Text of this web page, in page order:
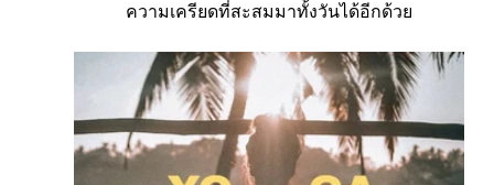
ความเครียดที่สะสมมาทั้งวันได้อีกด้วย